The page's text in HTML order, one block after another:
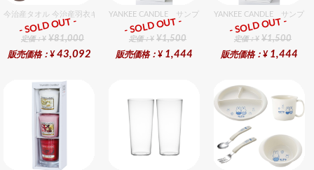
今治産タオル 今治産羽衣ギフトフェイスタオル 54個入セット
ギフト
定価：¥ ¥81,000
販売価格：¥ 43,092
- SOLD OUT -
YANKEE CANDLE サンプラー3個・ホルダーセット グ
ギフト
定価：¥ ¥1,500
販売価格：¥ 1,444
- SOLD OUT -
YANKEE CANDLE サンプ
ギフト
定価：¥ ¥1,500
販売価格：¥ 1,444
- SOLD OUT -